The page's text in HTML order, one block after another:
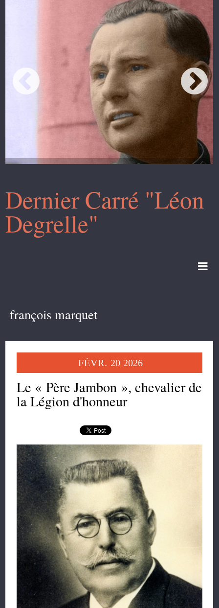
Dernier Carré "Léon
Degrelle"
françois marquet
FÉVR. 20 2026
Le « Père Jambon », chevalier de
la Légion d'honneur